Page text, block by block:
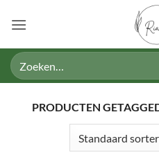
naar
Zoeken
naar:
PRODUCTEN